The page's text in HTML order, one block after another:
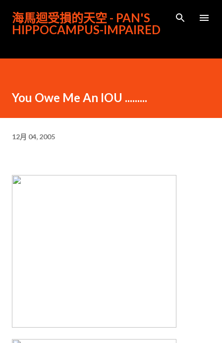
跳到主要內容
海馬迴受損的天空 - PAN'S
HIPPOCAMPUS-IMPAIRED
You Owe Me An IOU .........
12月 04, 2005